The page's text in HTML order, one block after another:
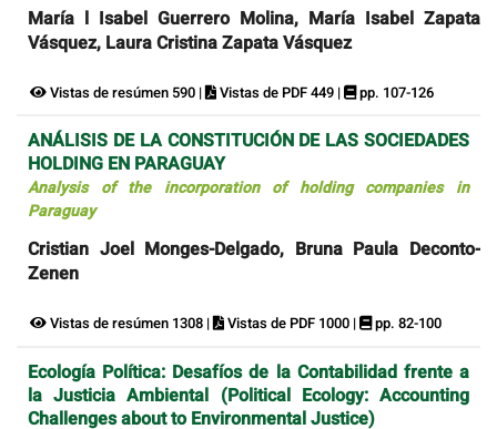
María l Isabel Guerrero Molina, María Isabel Zapata
Vásquez, Laura Cristina Zapata Vásquez
Vistas de resúmen 590 | Vistas de PDF 449 | pp. 107-126
ANÁLISIS DE LA CONSTITUCIÓN DE LAS SOCIEDADES
HOLDING EN PARAGUAY
Analysis of the incorporation of holding companies in
Paraguay
Cristian Joel Monges-Delgado, Bruna Paula Deconto-
Zenen
Vistas de resúmen 1308 | Vistas de PDF 1000 | pp. 82-100
Ecología Política: Desafíos de la Contabilidad frente a
la Justicia Ambiental (Political Ecology: Accounting
Challenges about to Environmental Justice)